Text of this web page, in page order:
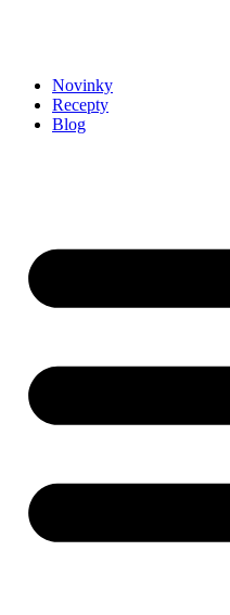
Novinky
Recepty
Blog